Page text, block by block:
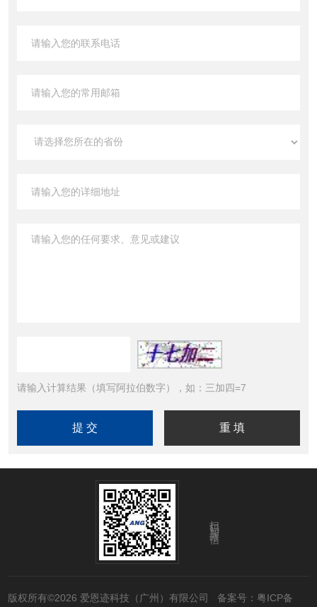
请输入计算结果（填写阿拉伯数字），如：三加四=7
扫码加微信
版权所有©2026 爱恩迹科技（广州）有限公司 备案号：粤ICP备